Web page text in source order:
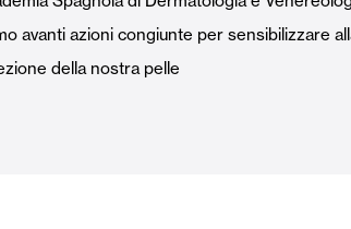
Porte
avanti azioni congiunte per sensibilizzare
della nostra pelle